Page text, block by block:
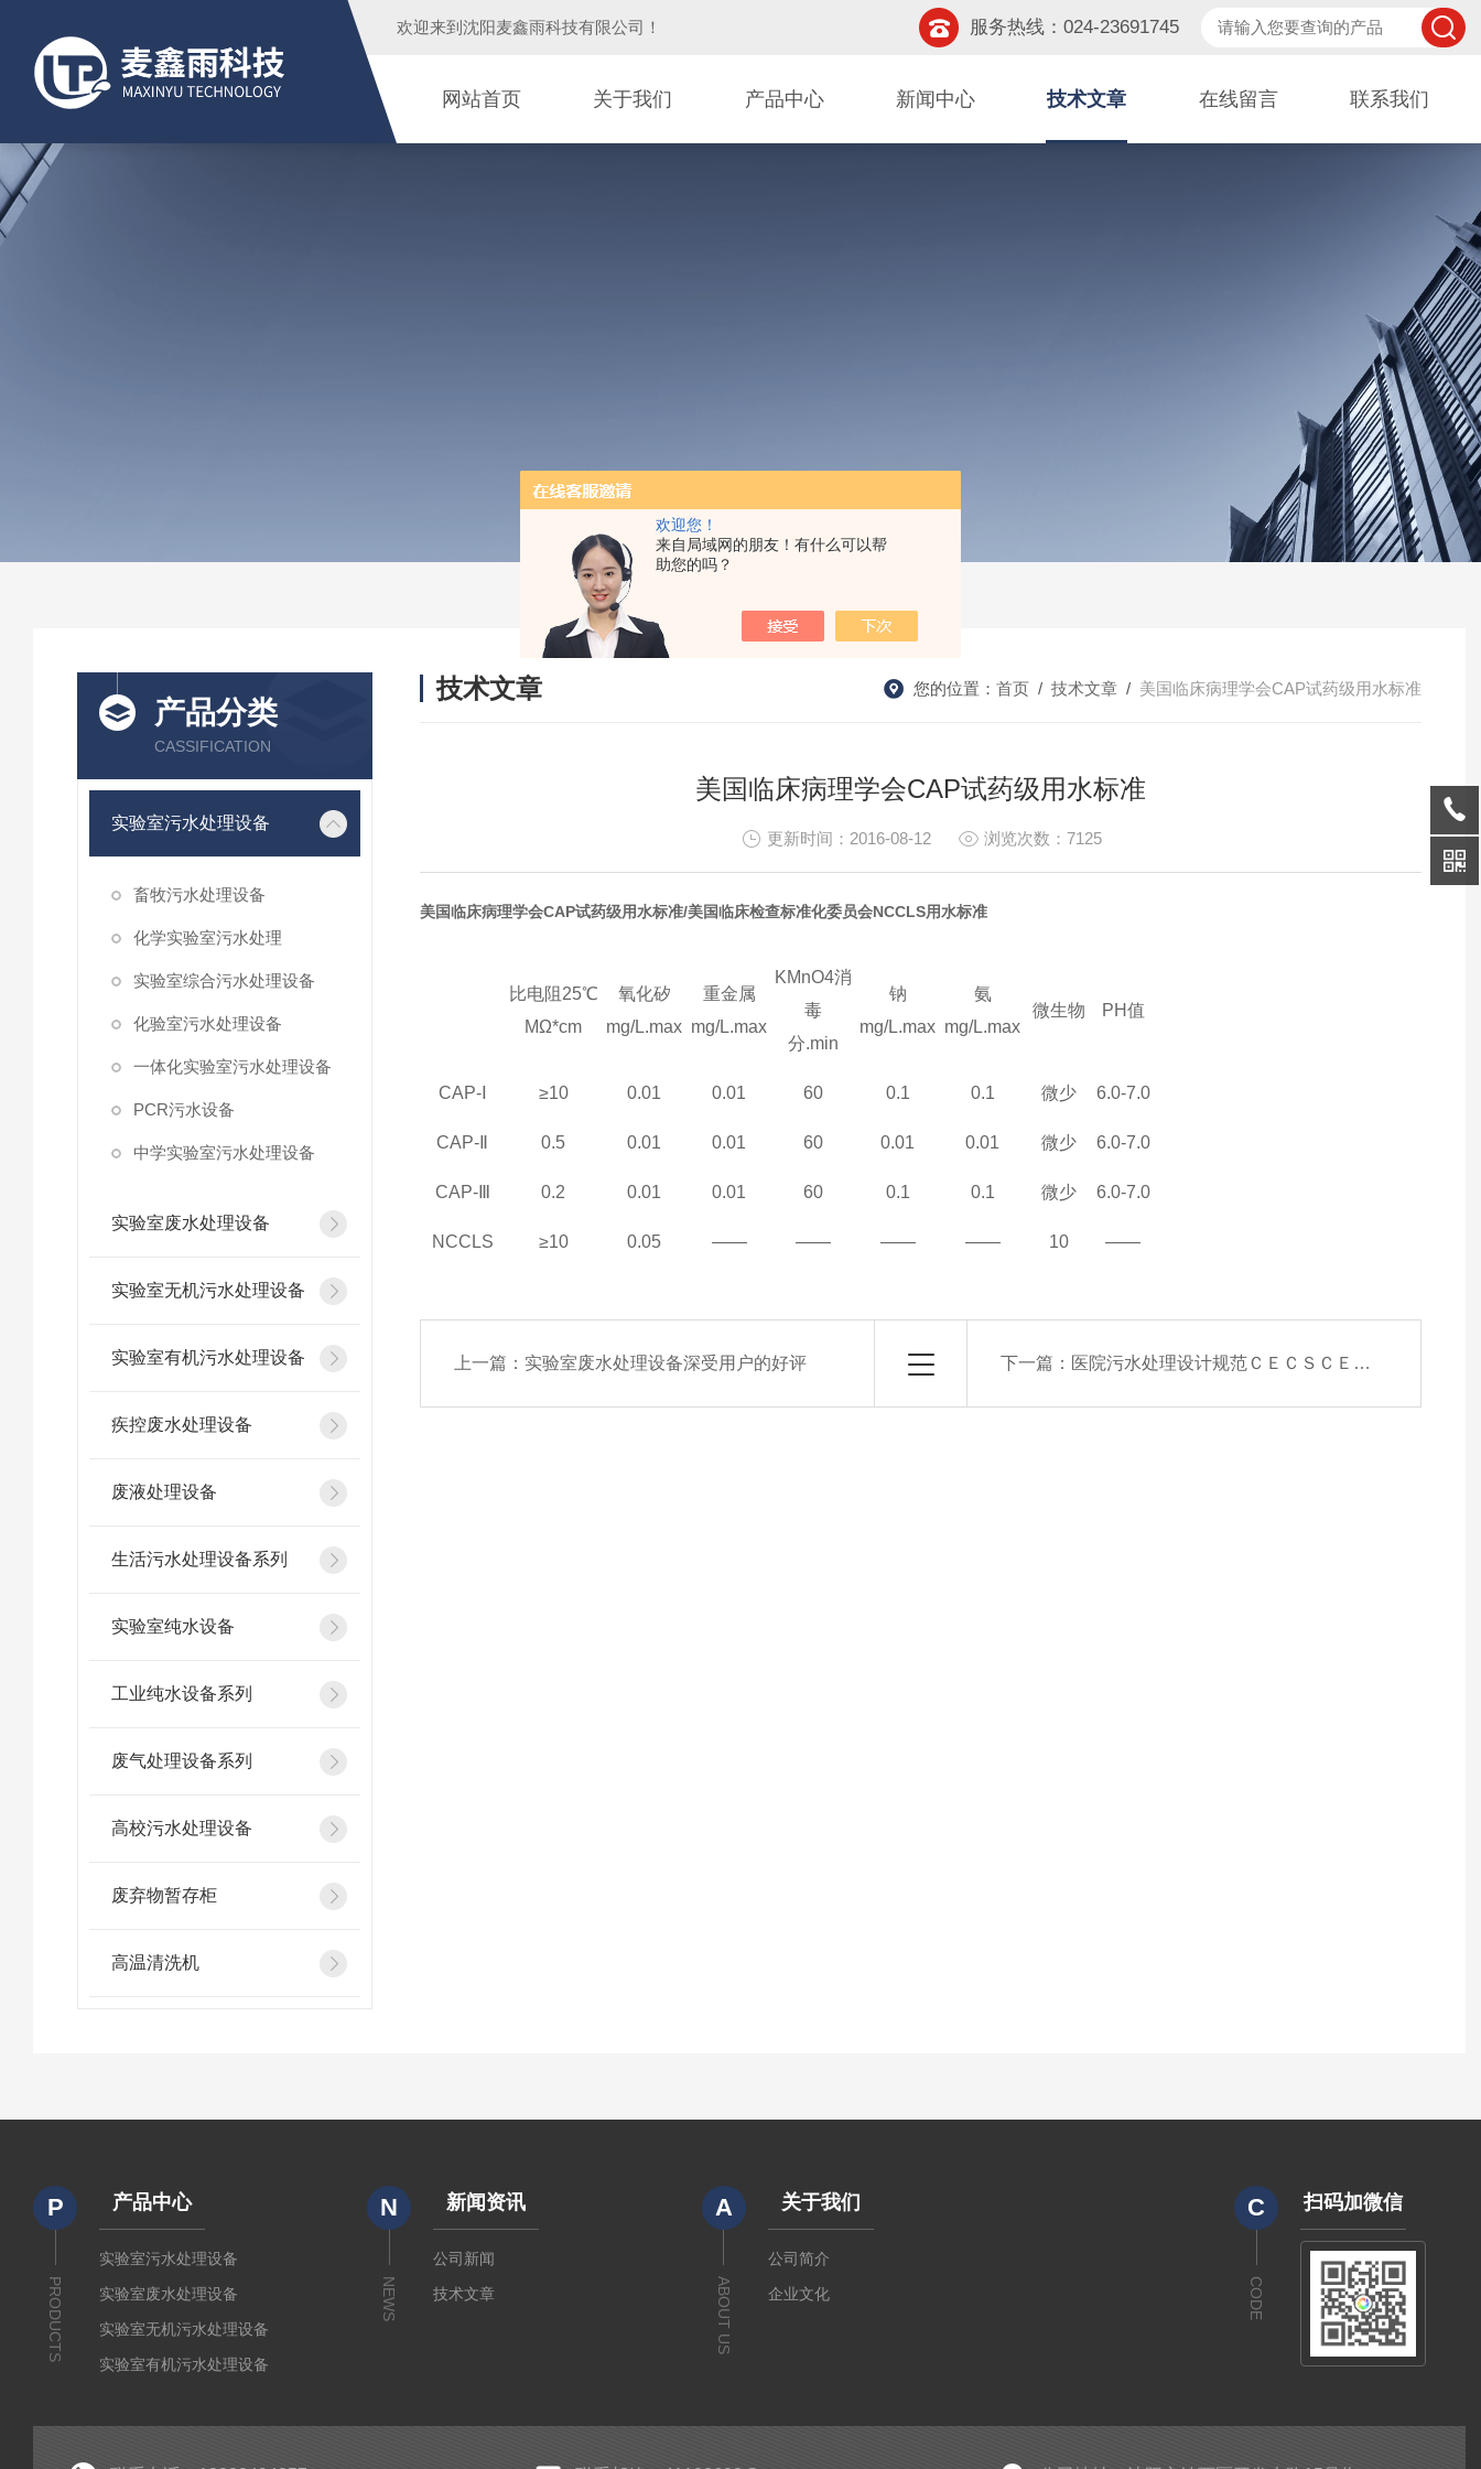
欢迎您！
来自局域网的朋友！有什么可以帮
助您的吗？
欢迎来到 沈阳麦鑫雨科技有限公司 ！ 服务热线：024-23691745
网站首页 关于我们 产品中心 新闻中心 技术文章 在线留言 联系我们
产品分类
CASSIFICATION
实验室污水处理设备
畜牧污水处理设备
化学实验室污水处理
实验室综合污水处理设备
化验室污水处理设备
一体化实验室污水处理设备
PCR污水设备
中学实验室污水处理设备
实验室废水处理设备
实验室无机污水处理设备
实验室有机污水处理设备
疾控废水处理设备
废液处理设备
生活污水处理设备系列
实验室纯水设备
工业纯水设备系列
废气处理设备系列
高校污水处理设备
废弃物暂存柜
高温清洗机
技术文章 您的位置： 首页 / 技术文章 / 美国临床病理学会CAP试药级用水标准
美国临床病理学会CAP试药级用水标准
更新时间：2016-08-12 浏览次数：7125
美国临床病理学会CAP试药级用水标准/美国临床检查标准化委员会NCCLS用水标准
比电阻 25℃
MΩ*cm
氧化矽
mg/L.max
重金属
mg/L.max
KMnO4消
毒
分.min
钠
mg/L.max
氨
mg/L.max
微生物 PH值
CAP-Ⅰ ≥10 0.01 0.01 60 0.1 0.1 微少 6.0-7.0
CAP- 0.5 0.01 0.01 60 0.01 0.01 微少 6.0-7.0
CAP-Ⅲ 0.2 0.01 0.01 60 0.1 0.1 微少 6.0-7.0
NCCLS ≥10 0.05 —— —— —— —— 10 ——
上一篇： 实验室废水处理设备深受用户的好评 下一篇： 医院污水处理设计规范ＣＥＣＳＣＥＣＳ０７：８８
P
PRODUCTS
产品中心
实验室污水处理设备
实验室废水处理设备
实验室无机污水处理设备
实验室有机污水处理设备
N
NEWS
新闻资讯
公司新闻
技术文章
A
ABOUT US
关于我们
公司简介
企业文化
C
CODE
扫码加微信